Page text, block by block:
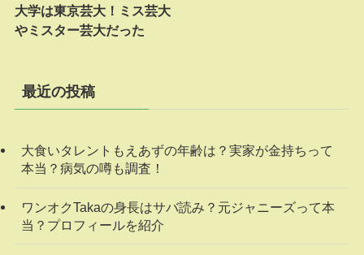
大学は東京芸大！ミス芸大
やミスター芸大だった
最近の投稿
大食いタレントもえあずの年齢は？実家が金持ちって
本当？病気の噂も調査！
ワンオクTakaの身長はサバ読み？元ジャニーズって本
当？プロフィールを紹介